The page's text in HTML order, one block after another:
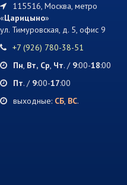
115516, Москва, метро
«Царицыно»
ул. Тимуровская, д. 5, офис 9
+7 (926) 780-38-51
Пн, Вт, Ср, Чт. / 9:00-18:00
Пт. / 9:00-17:00
выходные: СБ, ВС.